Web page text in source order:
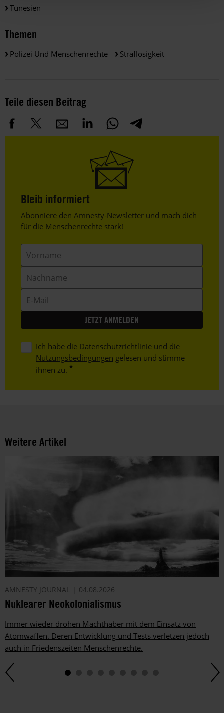
Tunesien
Themen
Polizei Und Menschenrechte Straflosigkeit
Teile diesen Beitrag
Bleib informiert
Header
Text
Abonniere den Amnesty-Newsletter und mach dich
für die Menschenrechte stark!
Mail
Ich habe die Datenschutzrichtlinie und die
Nutzungsbedingungen gelesen und stimme
ihnen zu.
Weitere Artikel
AMNESTY JOURNAL 04.08.2026
Nuklearer Neokolonialismus
Immer wieder drohen Machthaber mit dem Einsatz von
Atomwaffen. Deren Entwicklung und Tests verletzen jedoch
auch in Friedenszeiten Menschenrechte.